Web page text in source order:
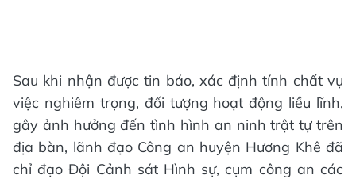
Sau khi nhận được tin báo, xác định tính chất vụ
việc nghiêm trọng, đối tượng hoạt động liều lĩnh,
gây ảnh hưởng đến tình hình an ninh trật tự trên
địa bàn, lãnh đạo Công an huyện Hương Khê đã
chỉ đạo Đội Cảnh sát Hình sự, cụm công an các